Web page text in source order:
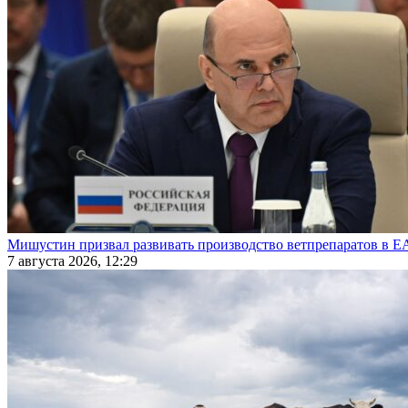
Мишустин призвал развивать производство ветпрепаратов в
7 августа 2026, 12:29